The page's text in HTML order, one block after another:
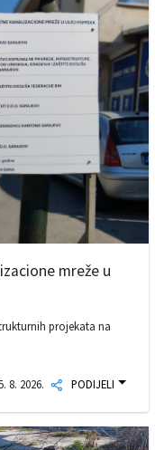
mreže u
projekata na
8. 2026. PODIJELI